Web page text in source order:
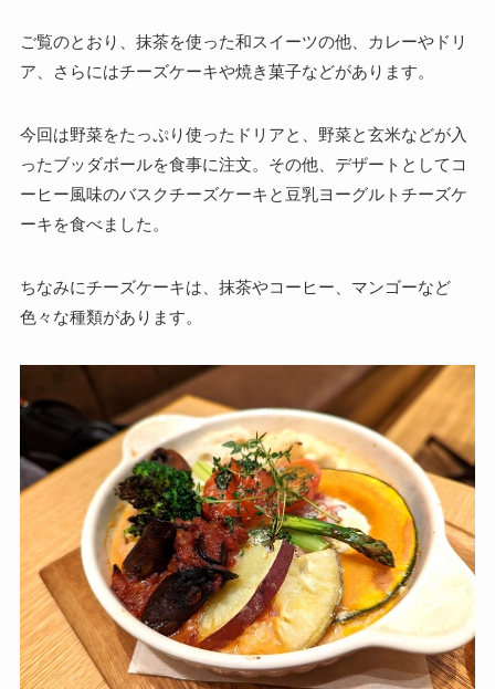
ご覧のとおり、抹茶を使った和スイーツの他、カレーやドリ
ア、さらにはチーズケーキや焼き菓子などがあります。
今回は野菜をたっぷり使ったドリアと、野菜と玄米などが入
ったブッダボールを食事に注文。その他、デザートとしてコ
ーヒー風味のバスクチーズケーキと豆乳ヨーグルトチーズケ
ーキを食べました。
ちなみにチーズケーキは、抹茶やコーヒー、マンゴーなど
色々な種類があります。